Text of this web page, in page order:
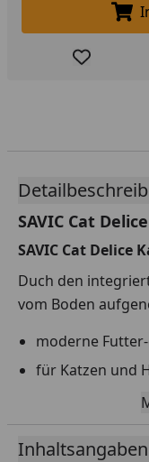
Produkt
SAVIC Cat
SAVIC Cat Delice
Duch den
vom Boden
moderne
für Katzen und
der integrierte
mehr Stabilität
leicht zu reinigen
Inhaltsangaben